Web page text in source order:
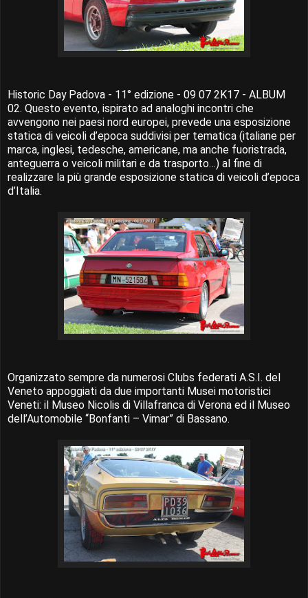
Historic Day Padova - 11° edizione - 09 07 2K17 - ALBUM
02. Questo evento, ispirato ad analoghi incontri che
avvengono nei paesi nord europei, prevede una esposizione
statica di veicoli d’epoca suddivisi per tematica (italiane per
marca, inglesi, tedesche, americane, ma anche fuoristrada,
anteguerra o veicoli militari e da trasporto…) al fine di
realizzare la più grande esposizione statica di veicoli d’epoca
d’Italia.
Organizzato sempre da numerosi Clubs federati A.S.I. del
Veneto appoggiati da due importanti Musei motoristici
Veneti: il Museo Nicolis di Villafranca di Verona ed il Museo
dell’Automobile “Bonfanti – Vimar” di Bassano.